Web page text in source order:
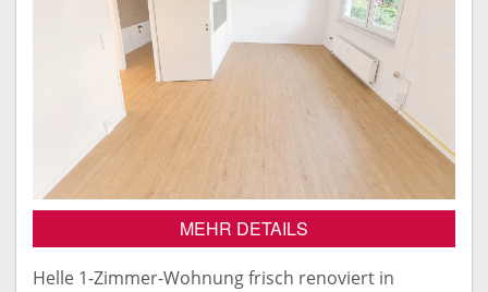
MEHR DETAILS
Helle 1-Zimmer-Wohnung frisch renoviert in